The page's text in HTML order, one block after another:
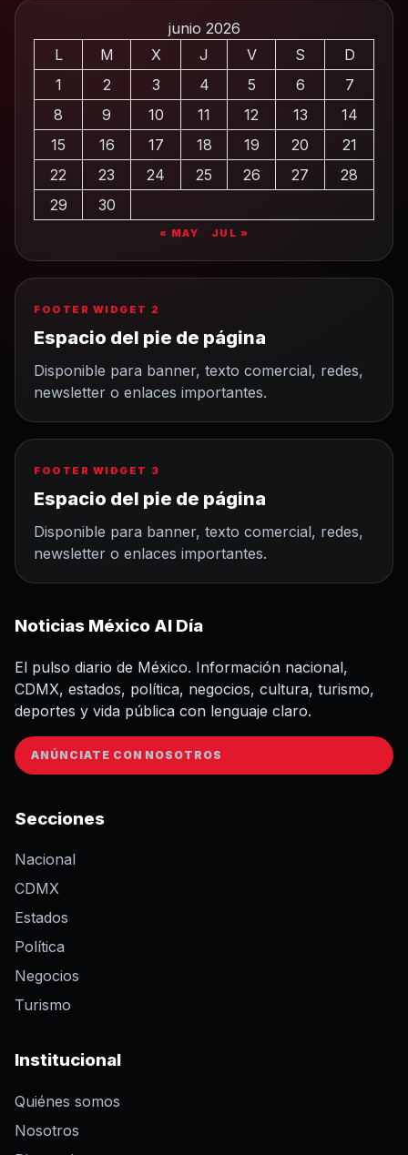
junio 2026
L
M X J V S
D
1
2 3 4 5 6
7
8
9 10 11 12 13
14
15
16 17 18 19 20
21
22
23 24 25 26 27
28
29
30
« MAY JUL »
FOOTER WIDGET 2
Espacio del pie de página
Disponible para banner, texto comercial, redes,
newsletter o enlaces importantes.
FOOTER WIDGET 3
Espacio del pie de página
Disponible para banner, texto comercial, redes,
newsletter o enlaces importantes.
Noticias México Al Día
El pulso diario de México. Información nacional,
CDMX, estados, política, negocios, cultura, turismo,
deportes y vida pública con lenguaje claro.
ANÚNCIATE CON NOSOTROS
Secciones
Nacional
CDMX
Estados
Política
Negocios
Turismo
Institucional
Quiénes somos
Nosotros